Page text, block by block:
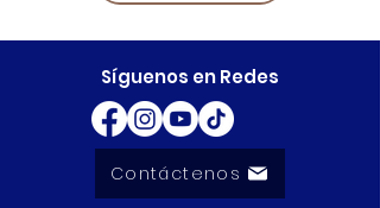
Síguenos en Redes
Contáctenos